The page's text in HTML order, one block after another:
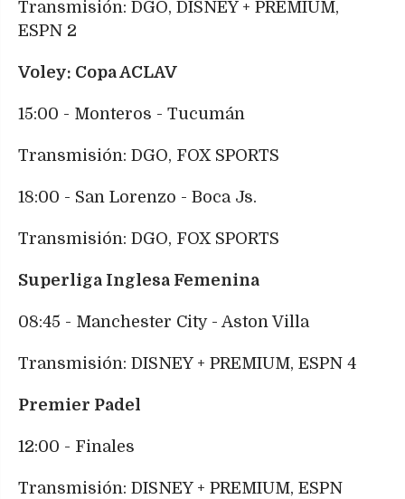
Transmisión: DGO, DISNEY + PREMIUM,
ESPN 2
Voley: Copa ACLAV
15:00 - Monteros - Tucumán
Transmisión: DGO, FOX SPORTS
18:00 - San Lorenzo - Boca Js.
Transmisión: DGO, FOX SPORTS
Superliga Inglesa Femenina
08:45 - Manchester City - Aston Villa
Transmisión: DISNEY + PREMIUM, ESPN 4
Premier Padel
12:00 - Finales
Transmisión: DISNEY + PREMIUM, ESPN